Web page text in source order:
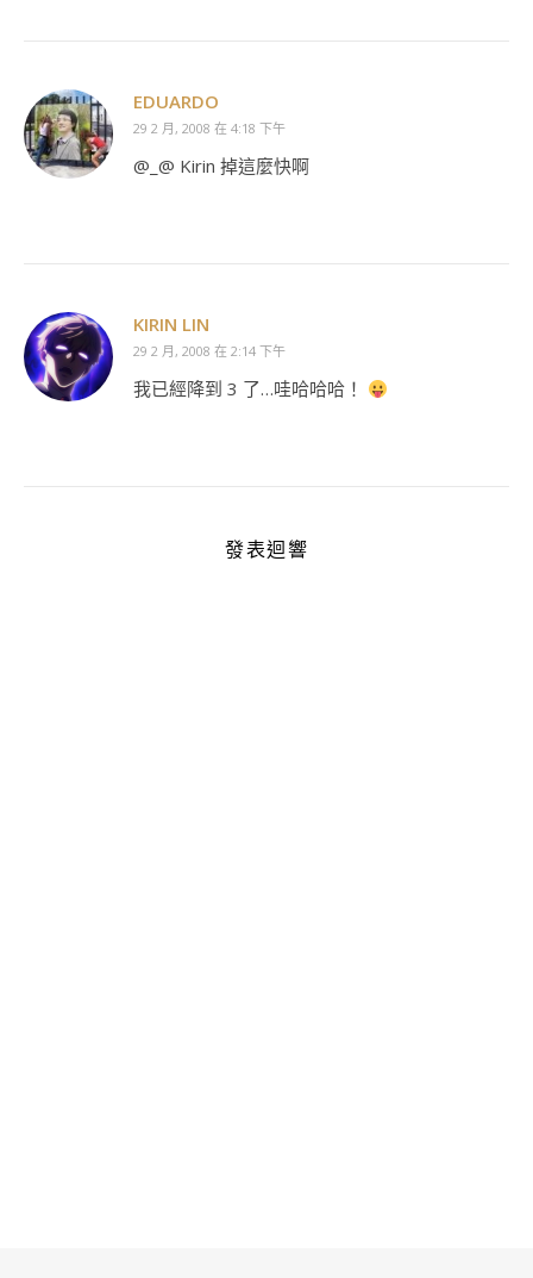
EDUARDO
29 2 月, 2008 在 4:18 下午
@_@ Kirin 掉這麼快啊
KIRIN LIN
29 2 月, 2008 在 2:14 下午
我已經降到 3 了…哇哈哈哈！
發表迴響